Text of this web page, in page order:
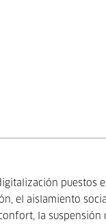
puestos
el aislamiento
la suspensión